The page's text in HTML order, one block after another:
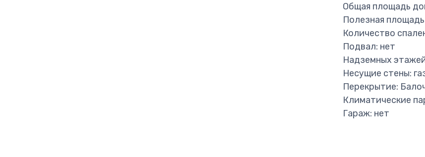
Общая площадь
Полезная
Количество
Подвал: нет
Надземных
Несущие стены:
Перекрытие:
Климатические
Гараж: нет